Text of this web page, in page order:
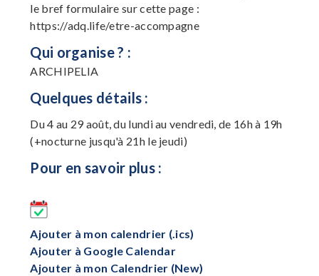
le bref formulaire sur cette page :
https://adq.life/etre-accompagne
Qui organise ? :
ARCHIPELIA
Quelques détails :
Du 4 au 29 août, du lundi au vendredi, de 16h à 19h
(+nocturne jusqu'à 21h le jeudi)
Pour en savoir plus :
Ajouter à mon calendrier (.ics)
Ajouter à Google Calendar
Ajouter à mon Calendrier (New)